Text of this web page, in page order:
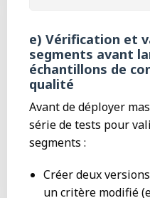
e) Vérification et
segments avant
échantillons de
qualité
Avant de déployer
série de tests pour
segments :
Créer deux
un critère modifié